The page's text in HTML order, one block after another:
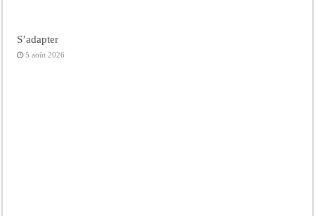
S’adapter
5 août 2026